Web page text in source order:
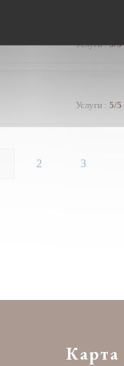
Услуги: 5/5
Услуги : 5/5
2 3